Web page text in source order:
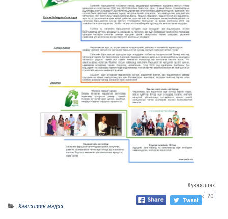
Хуваалцах:
20
Хэвлэлийн мэдээ